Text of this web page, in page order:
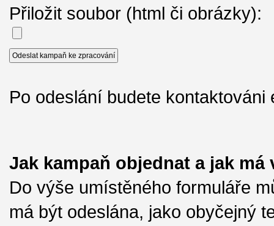
Přiložit soubor (html či obrázky):
Po odeslání budete kontaktováni
Jak kampaň objednat a jak má
Do výše umístěného formuláře
má být odeslána, jako obyčejný